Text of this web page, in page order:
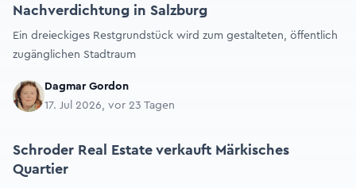
Nachverdichtung in Salzburg
Ein dreieckiges Restgrundstück wird zum gestalteten, öffentlich
zugänglichen Stadtraum
Dagmar Gordon
17. Jul 2026, vor 23 Tagen
Schroder Real Estate verkauft Märkisches
Quartier